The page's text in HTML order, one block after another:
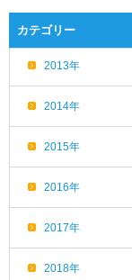
カテゴリー
2013年
2014年
2015年
2016年
2017年
2018年